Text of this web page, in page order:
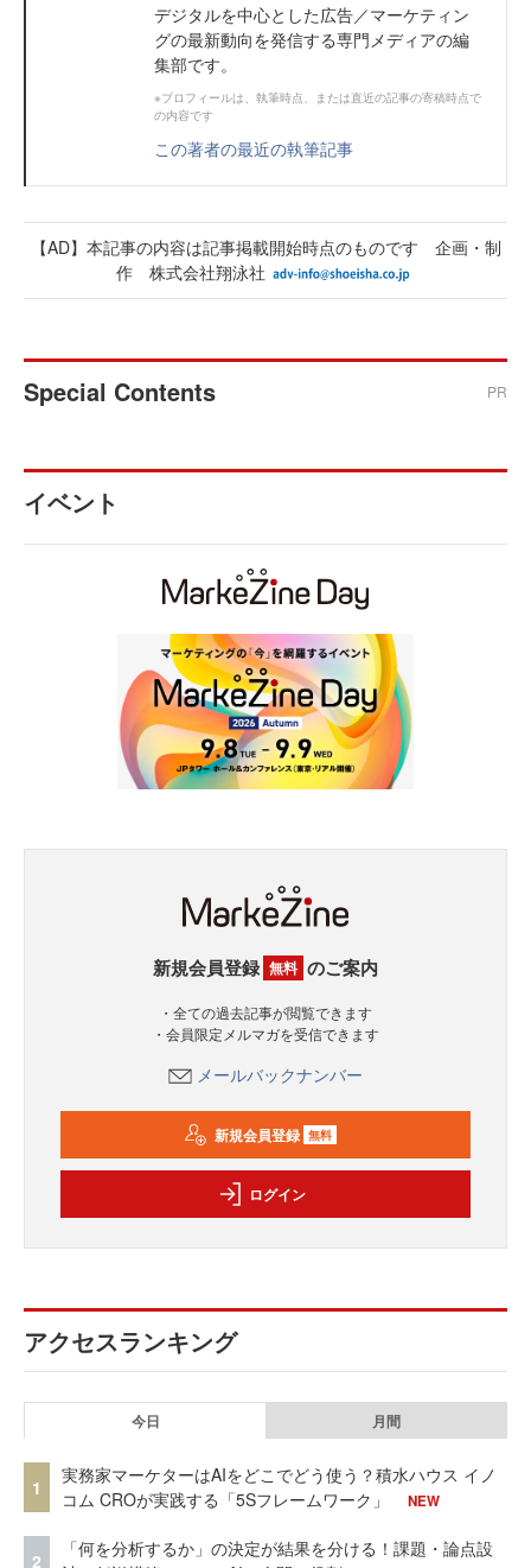
デジタルを中心とした広告／マーケティン
グの最新動向を発信する専門メディアの編
集部です。
※プロフィールは、執筆時点、または直近の記事の寄稿時点で
の内容です
この著者の最近の執筆記事
【AD】本記事の内容は記事掲載開始時点のものです 企画・制
作 株式会社翔泳社
Special Contents PR
イベント
新規会員登録 無料 のご案内
・全ての過去記事が閲覧できます
・会員限定メルマガを受信できます
メールバックナンバー
新規会員登録 無料
ログイン
アクセスランキング
今日 月間
1
実務家マーケターはAIをどこでどう使う？積水ハウス イノ
コム CROが実践する「5Sフレームワーク」
NEW
2
「何を分析するか」の決定が結果を分ける！課題・論点設